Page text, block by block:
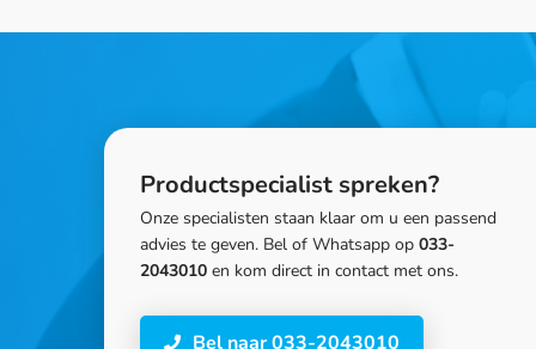
Productspecialist spreken?
Onze specialisten staan klaar om u een passend
advies te geven. Bel of Whatsapp op 033-
2043010 en kom direct in contact met ons.
Bel naar 033-2043010